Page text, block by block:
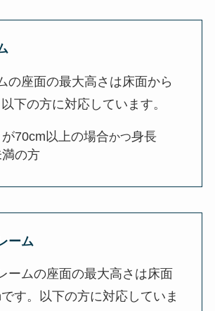
の座面の最大高さは床面から
下の方に対応しています。
70cm以上の場合かつ身長
の方
ーム
ームの座面の最大高さは床面
す。以下の方に対応していま